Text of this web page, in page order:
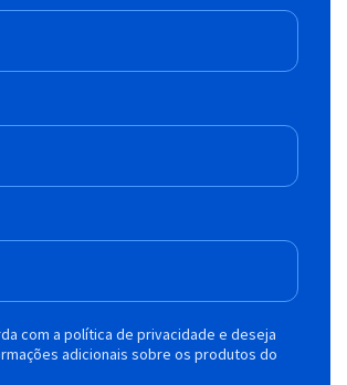
com a política de privacidade e deseja
adicionais sobre os produtos do